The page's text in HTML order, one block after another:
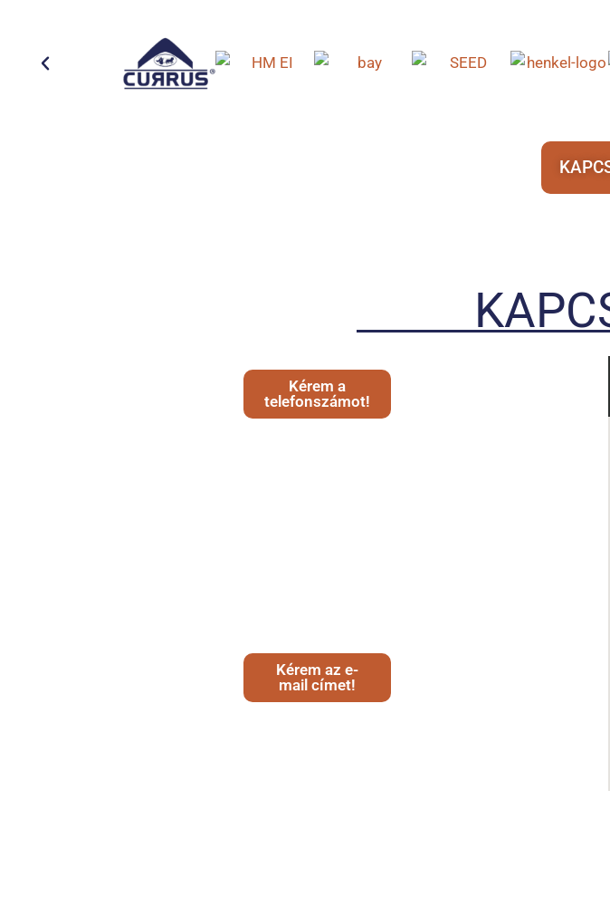
Kérem a
telefonszámot!
Kérem az e-
mail címet!